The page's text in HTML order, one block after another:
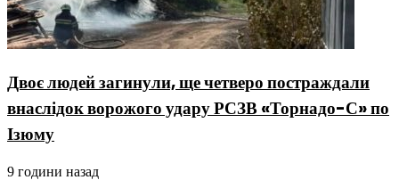
Двоє людей загинули, ще четверо постраждали
внаслідок ворожого удару РСЗВ «Торнадо-С» по
Ізюму
9 години назад